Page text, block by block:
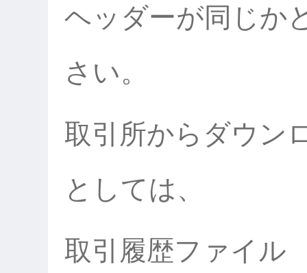
ヘッダーが同じか
さい。
取引所からダウン
としては、
取引履歴ファイル